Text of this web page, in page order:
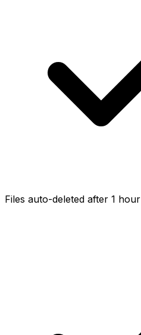
Files auto-deleted after 1 hour